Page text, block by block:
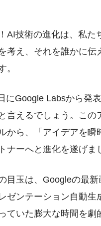
AI技術の進化は、私
考え、それを誰かに
。
にGoogle Labsから発
言えるでしょう。こ
から、「アイデアを
ナーへと進化を遂げま
目玉は、Googleの最
ゼンテーション自動
ていた膨大な時間を